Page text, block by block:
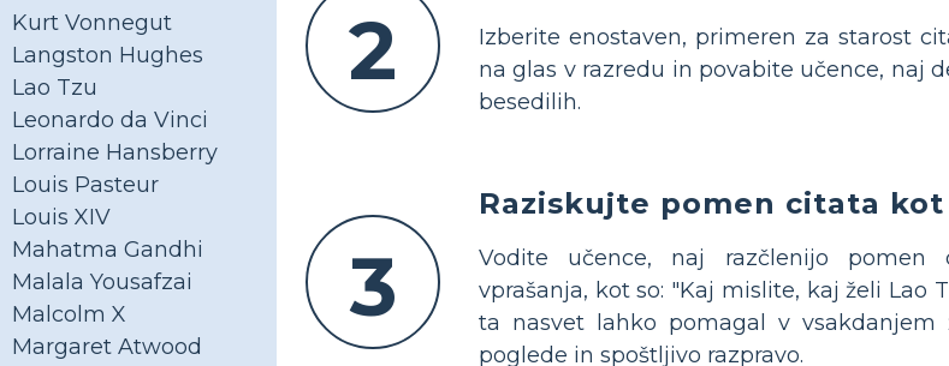
Kurt Vonnegut
Langston Hughes
Lao Tzu
Leonardo da Vinci
Lorraine Hansberry
Louis Pasteur
Louis XIV
Mahatma Gandhi
Malala Yousafzai
Malcolm X
Margaret Atwood
2 Izberite enostaven, primeren za starost
na glas v razredu in povabite učence, naj
besedilih.
3
Raziskujte pomen citata
Vodite učence, naj razčlenijo pomen
vprašanja, kot so: "Kaj mislite, kaj želi Lao
ta nasvet lahko pomagal v vsakdanjem
poglede in spoštljivo razpravo.